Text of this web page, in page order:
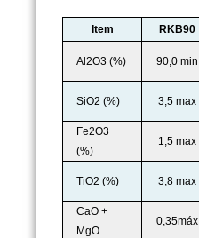
Item RKB90
Al2O3 (%) 90,0 min
SiO2 (%) 3,5 max
Fe2O3
(%)
1,5 max
TiO2 (%) 3,8 max
CaO +
MgO
0,35máx